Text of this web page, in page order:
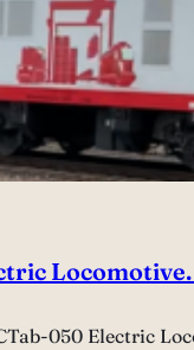
050 Electric